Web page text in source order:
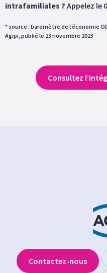
intrafamiliales ? Appelez le
* source : baromètre de l’économie
Agipi, publié le 23 novembre 2023
Consultez
Contactez-nous